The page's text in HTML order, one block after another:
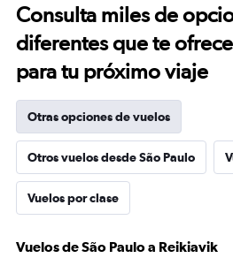
Consulta miles de
diferentes que te
para tu próximo viaje
Otras opciones de vuelos
Otros vuelos desde São Paulo
Vuelos por clase
Vuelos de São Paulo a Reikiavik